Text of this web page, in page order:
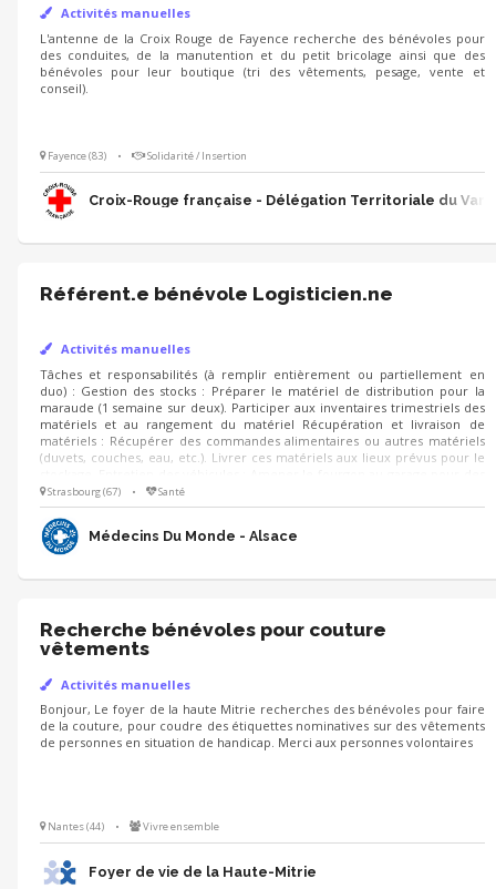
Activités manuelles
L'antenne de la Croix Rouge de Fayence recherche des bénévoles pour
des conduites, de la manutention et du petit bricolage ainsi que des
bénévoles pour leur boutique (tri des vêtements, pesage, vente et
conseil).
Fayence (83) • Solidarité / Insertion
Croix-Rouge française - Délégation Territoriale du Var
Référent.e bénévole Logisticien.ne
Activités manuelles
Tâches et responsabilités (à remplir entièrement ou partiellement en
duo) : Gestion des stocks : Préparer le matériel de distribution pour la
maraude (1 semaine sur deux). Participer aux inventaires trimestriels des
matériels et au rangement du matériel Récupération et livraison de
matériels : Récupérer des commandes alimentaires ou autres matériels
(duvets, couches, eau, etc.). Livrer ces matériels aux lieux prévus pour le
réparations ou entretiens périodiques (environ une fois par trimestre). En
parallèle, participation associative : contribuer à la vie associative et
militante du programme
Strasbourg (67) • Santé
Médecins Du Monde - Alsace
Recherche bénévoles pour couture
vêtements
Activités manuelles
Bonjour, Le foyer de la haute Mitrie recherches des bénévoles pour faire
de la couture, pour coudre des étiquettes nominatives sur des vêtements
de personnes en situation de handicap. Merci aux personnes volontaires
Nantes (44) • Vivre ensemble
Foyer de vie de la Haute-Mitrie